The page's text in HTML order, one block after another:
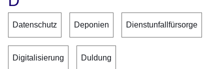
Datenschutz Deponien Dienstunfallfürsorge
Digitalisierung Duldung